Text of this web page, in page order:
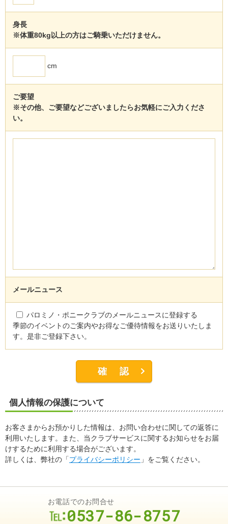
身長
※体重80kg以上の方はご騎乗いただけません。
cm
ご要望
※その他、ご要望などございましたらお気軽にご入力くださ
い。
メールニュース
パロミノ・ポニークラブのメールニュースに登録する
季節のイベントのご案内やお得なご優待情報をお送りいたしま
す。是非ご登録下さい。
個人情報の保護について
お客さまからお預かりした情報は、お問い合わせに関しての返答に
利用いたします。また、当クラブサービスに関するお知らせをお届
けするために利用する場合がございます。
詳しくは、弊社の「プライバシーポリシー 」をご覧ください。
お電話でのお問合せ
0537-86-8757